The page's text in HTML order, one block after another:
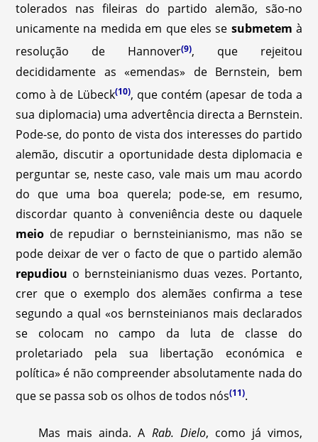
tolerados nas fileiras do partido alemão, são-no
unicamente na medida em que eles se submetem à
resolução de Hannover(9), que rejeitou
decididamente as «emendas» de Bernstein, bem
como à de Lübeck(10), que contém (apesar de toda a
sua diplomacia) uma advertência directa a Bernstein.
Pode-se, do ponto de vista dos interesses do partido
alemão, discutir a oportunidade desta diplomacia e
perguntar se, neste caso, vale mais um mau acordo
do que uma boa querela; pode-se, em resumo,
discordar quanto à conveniência deste ou daquele
meio de repudiar o bernsteinianismo, mas não se
pode deixar de ver o facto de que o partido alemão
repudiou o bernsteinianismo duas vezes. Portanto,
crer que o exemplo dos alemães confirma a tese
segundo a qual «os bernsteinianos mais declarados
se colocam no campo da luta de classe do
proletariado pela sua libertação económica e
política» é não compreender absolutamente nada do
que se passa sob os olhos de todos nós(11).
Mas mais ainda. A Rab. Dielo, como já vimos,